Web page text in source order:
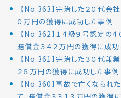
【No.363】完治した２０代会
０万円の獲得に成功した事例
【No.362】１４級９号認定の
賠償金３４２万円の獲得に成
【No.361】完治した３０代兼
２８万円の獲得に成功した事例
【No.360】事故で亡くなられ